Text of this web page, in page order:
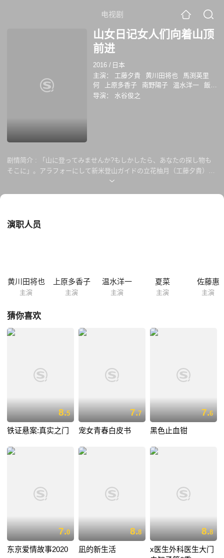
电视剧
山女日记女人们向着山顶
前进
2016 / 日本
主演：
工藤夕貴 黄川田将也
馬渕英里
何
上原多香子 南野陽子 温水洋一
飯田
基祐
夏菜 かたせ梨乃
导演： 水谷俊之
剧情简介 :
「山に登ってみませんか?もしかしたら、あなたの探し物も
そこに」。アラフォーにして新米登山ガイドの立花柚月（工藤夕貴）は
その日、初めての単独ツアーガイドに臨む。目指すは日本百名山の「妙
（黄川田将也）に翻弄されながら、柚月は初日から思わぬトラブルに見
演职人员
黄川田将也
主演
上原多香子
主演
温水洋一
主演
夏菜
主演
佐藤惠
主演
猜你喜欢
8.5
铁证悬案:真实之门
7.7
宠女青春白皮书
7.6
黑色止血钳
7.0
东京爱情故事2020
8.8
凪的新生活
8.8
x医生外科医生大门